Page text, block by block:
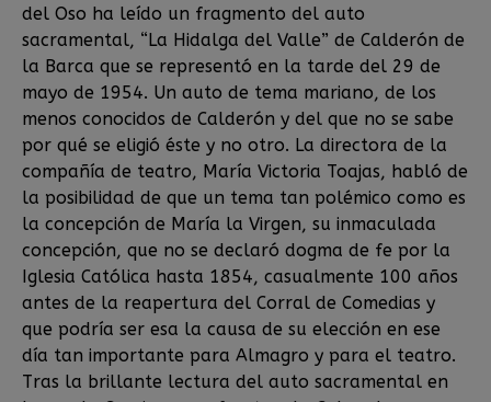
del Oso ha leído un fragmento del auto
sacramental, “La Hidalga del Valle” de Calderón de
la Barca que se representó en la tarde del 29 de
mayo de 1954. Un auto de tema mariano, de los
menos conocidos de Calderón y del que no se sabe
por qué se eligió éste y no otro. La directora de la
compañía de teatro, María Victoria Toajas, habló de
la posibilidad de que un tema tan polémico como es
la concepción de María la Virgen, su inmaculada
concepción, que no se declaró dogma de fe por la
Iglesia Católica hasta 1854, casualmente 100 años
antes de la reapertura del Corral de Comedias y
que podría ser esa la causa de su elección en ese
día tan importante para Almagro y para el teatro.
Tras la brillante lectura del auto sacramental en